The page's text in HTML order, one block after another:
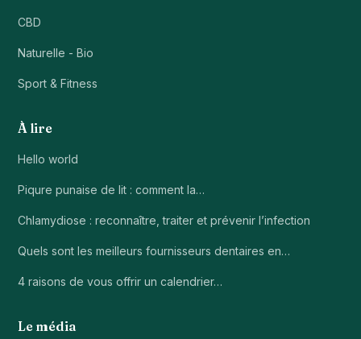
CBD
Naturelle - Bio
Sport & Fitness
À lire
Hello world
Piqure punaise de lit : comment la…
Chlamydiose : reconnaître, traiter et prévenir l’infection
Quels sont les meilleurs fournisseurs dentaires en…
4 raisons de vous offrir un calendrier…
Le média